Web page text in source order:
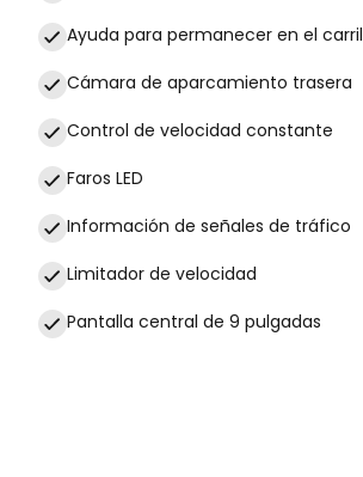
Ayuda para permanecer en el carril
Cámara de aparcamiento trasera
Control de velocidad constante
Faros LED
Información de señales de tráfico
Limitador de velocidad
Pantalla central de 9 pulgadas